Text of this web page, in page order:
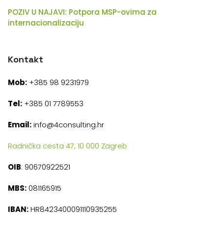
POZIV U NAJAVI: Potpora MSP-ovima za
internacionalizaciju
Kontakt
Mob: +385 98 9231979
Tel: +385 01 7789553
Email:info@4consulting.hr
Radnička cesta 47, 10 000 Zagreb
OIB: 90670922521
MBS:081165915
IBAN:HR8423400091110935255